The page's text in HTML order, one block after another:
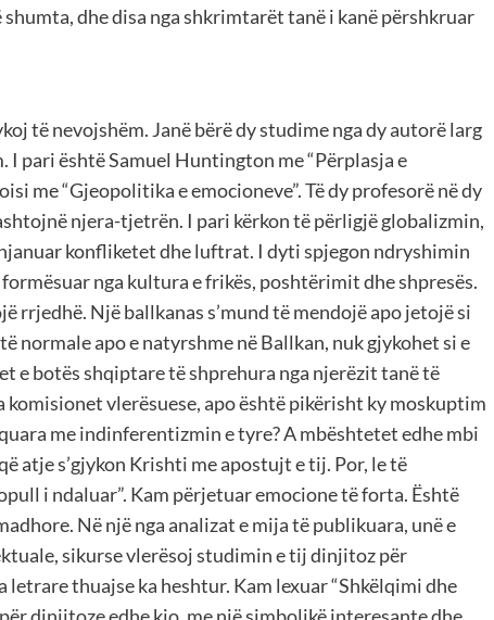
dhe disa nga shkrimtarët tanë i kanë përshkruar
të nevojshëm. Janë bërë dy studime nga dy autorë larg
pari është Samuel Huntington me “Përplasja e
me “Gjeopolitika e emocioneve”. Të dy profesorë në dy
njera-tjetrën. I pari kërkon të përligjë globalizmin,
konfliketet dhe luftrat. I dyti spjegon ndryshimin
nga kultura e frikës, poshtërimit dhe shpresës.
rrjedhë. Një ballkanas s’mund të mendojë apo jetojë si
normale apo e natyrshme në Ballkan, nuk gjykohet si e
e botës shqiptare të shprehura nga njerëzit tanë të
vlerësuese, apo është pikërisht ky moskuptim
me indinferentizmin e tyre? A mbështetet edhe mbi
atje s’gjykon Krishti me apostujt e tij. Por, le të
i ndaluar”. Kam përjetuar emocione të forta. Është
Në një nga analizat e mija të publikuara, unë e
sikurse vlerësoj studimin e tij dinjitoz për
thuajse ka heshtur. Kam lexuar “Shkëlqimi dhe